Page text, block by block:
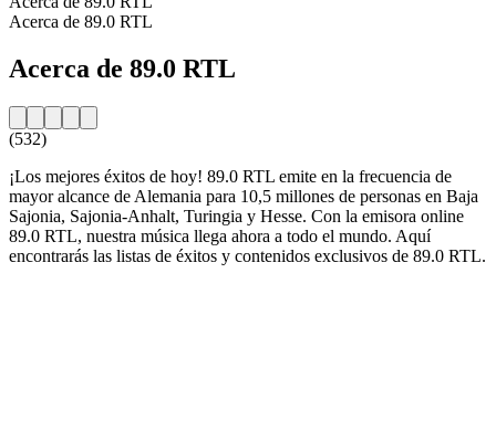
Acerca de 89.0 RTL
Acerca de 89.0 RTL
(532)
¡Los mejores éxitos de hoy! 89.0 RTL emite en la frecuencia de
mayor alcance de Alemania para 10,5 millones de personas en Baja
Sajonia, Sajonia-Anhalt, Turingia y Hesse. Con la emisora online
89.0 RTL, nuestra música llega ahora a todo el mundo. Aquí
encontrarás las listas de éxitos y contenidos exclusivos de 89.0 RTL.